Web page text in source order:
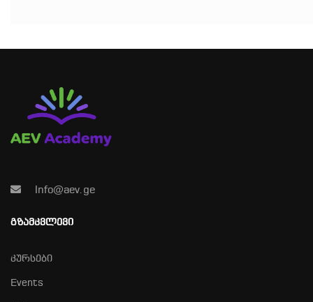
Info@aev.ge
ᲒᲖᲐᲛᲙᲕᲚᲔᲕᲘ
კურსები
Events